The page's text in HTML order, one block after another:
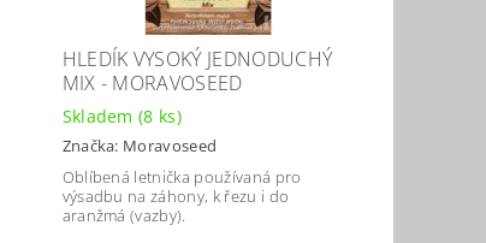
HLEDÍK VYSOKÝ JEDNODUCHÝ
MIX - MORAVOSEED
Skladem(8 ks)
Značka: Moravoseed
Oblíbená letnička používaná pro
výsadbu na záhony, k řezu i do
aranžmá (vazby).